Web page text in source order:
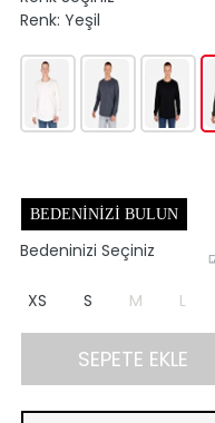
Renk: Yeşil
BEDENINIZI BULUN
Bedeninizi Seçiniz
XS S M L
SEPETE EKLE